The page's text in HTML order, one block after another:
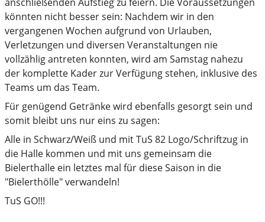
könnten nicht besser sein: Nachdem wir in den
vergangenen Wochen aufgrund von Urlauben,
Verletzungen und diversen Veranstaltungen nie
vollzählig antreten konnten, wird am Samstag nahezu
der komplette Kader zur Verfügung stehen, inklusive des
Teams um das Team.
Für genügend Getränke wird ebenfalls gesorgt sein und
somit bleibt uns nur eins zu sagen:
Alle in Schwarz/Weiß und mit TuS 82 Logo/Schriftzug in
die Halle kommen und mit uns gemeinsam die
Bielerthalle ein letztes mal für diese Saison in die
"Bielerthölle" verwandeln!
TuS GO!!!